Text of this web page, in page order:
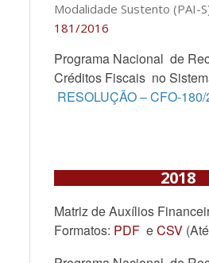
Modalidade Sustento (PAI-
181/2016
Programa Nacional de
Créditos Fiscais no
RESOLUÇÃO – CFO-
2018
Matriz de Auxílios
Formatos: PDF eCSV